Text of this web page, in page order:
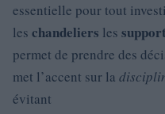
essentielle pour tout
les chandeliers les
permet de prendre des
met l’accent sur la
évitant